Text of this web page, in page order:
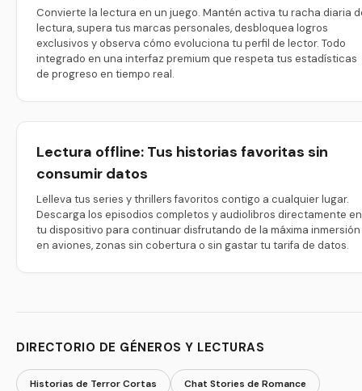
Convierte la lectura en un juego. Mantén activa tu racha diaria
lectura, supera tus marcas personales, desbloquea logros
exclusivos y observa cómo evoluciona tu perfil de lector. Todo
integrado en una interfaz premium que respeta tus estadísticas
de progreso en tiempo real.
Lectura offline: Tus historias favoritas sin
consumir datos
Lelleva tus series y thrillers favoritos contigo a cualquier lugar.
Descarga los episodios completos y audiolibros directamente en
tu dispositivo para continuar disfrutando de la máxima inmersión
en aviones, zonas sin cobertura o sin gastar tu tarifa de datos.
DIRECTORIO DE GÉNEROS Y LECTURAS
Historias de Terror Cortas Chat Stories de Romance